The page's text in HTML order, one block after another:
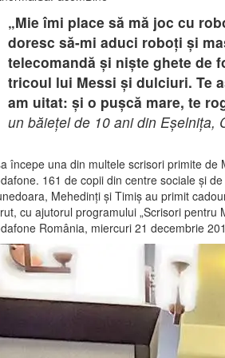
„Mie îmi place să mă joc cu
doresc să-mi aduci roboți și
telecomandă și niște ghete de
tricoul lui Messi și dulciuri. Te
am uitat: și o pușcă mare, te
un băiețel de 10 ani din Eșelnița,
începe una din multele scrisori primite de
161 de copii din centre sociale și
Mehedinți și Timiș au primit
cu ajutorul programului „Scrisori pentru
România, miercuri 21 decembrie